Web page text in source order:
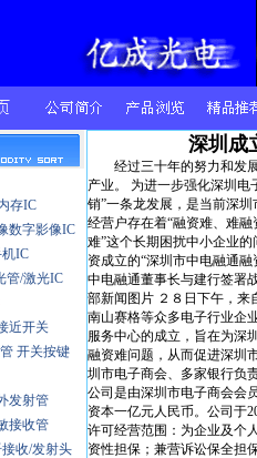
存IC
数字影像IC
IC
管/激光IC
近开关
开关按键
发射管
接收管
收/发射头
深圳成
经过三十年的努力和发展
产业。 为进一步强化深圳
销”一条龙发展，是当前深
经营户存在着“融资难、难
难”这个长期困扰中小企业
资成立的“深圳市中电融通
中电融通董事长与建行签署
部新闻图片 ２８日下午，来
南山赛格等众多电子行业企
服务中心的成立，旨在为深
融资难问题，从而促进深圳
圳市电子商会、多家银行负
公司是由深圳市电子商会会
资本一亿元人民币。公司于
许可经营范围：为企业及个
资性担保；兼营诉讼保全担